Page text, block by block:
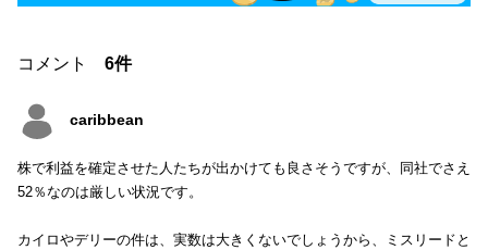
コメント 6件
caribbean
株で利益を確定させた人たちが出かけても良さそうですが、同社でさえ
52％なのは厳しい状況です。
カイロやデリーの件は、実数は大きくないでしょうから、ミスリードと